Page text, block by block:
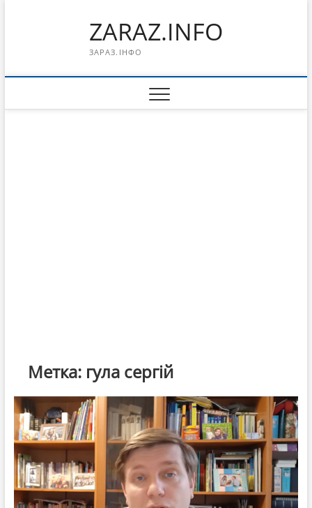
ZARAZ.INFO
ЗАРАЗ.ІНФО
Метка: гула сергій